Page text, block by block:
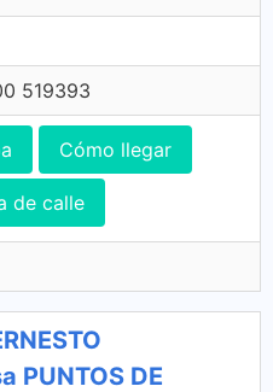
519393
Cómo llegar
de calle
PUNTOS DE